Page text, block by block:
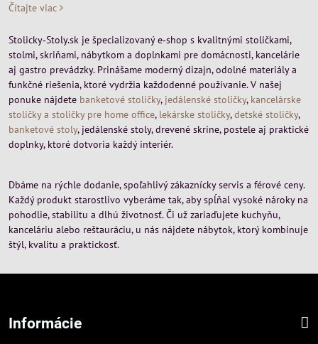
Čítajte viac
Stolicky‑Stoly.sk je špecializovaný e‑shop s kvalitnými stoličkami,
stolmi, skriňami, nábytkom a doplnkami pre domácnosti, kancelárie
aj gastro prevádzky. Prinášame moderný dizajn, odolné materiály a
funkčné riešenia, ktoré vydržia každodenné používanie. V našej
ponuke nájdete banketové stoličky, jedálenské stoličky, kancelárske
stoličky a stoličky pre home office, lekárske stoličky,detské stoličky,
banketové stoly, jedálenské stoly, drevené skrine, postele aj praktické
doplnky, ktoré dotvoria každý interiér.
Dbáme na rýchle dodanie, spoľahlivý zákaznícky servis a férové ceny.
Každý produkt starostlivo vyberáme tak, aby spĺňal vysoké nároky na
pohodlie, stabilitu a dlhú životnosť. Či už zariaďujete kuchyňu,
kanceláriu alebo reštauráciu, u nás nájdete nábytok, ktorý kombinuje
štýl, kvalitu a praktickosť.
Informácie